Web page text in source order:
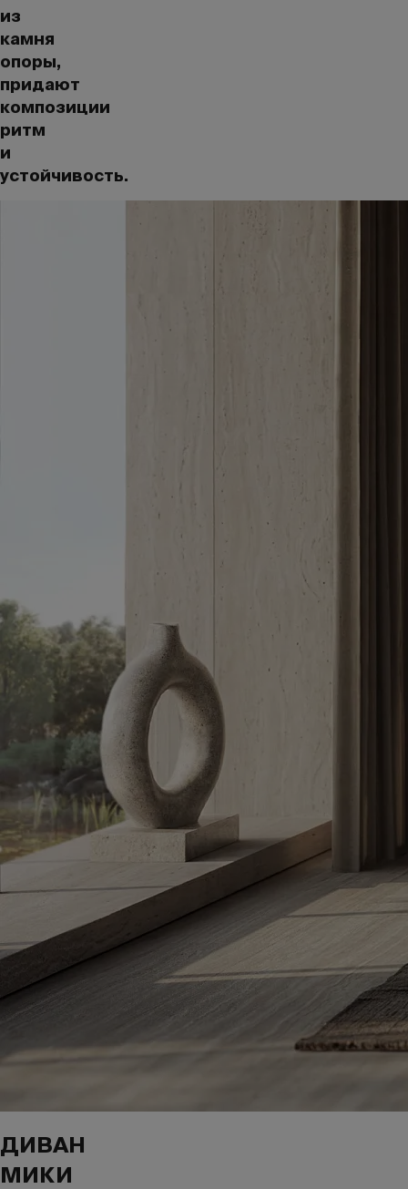
из
камня
опоры,
придают
композиции
ритм
и
устойчивость.
ДИВАН
МИКИ